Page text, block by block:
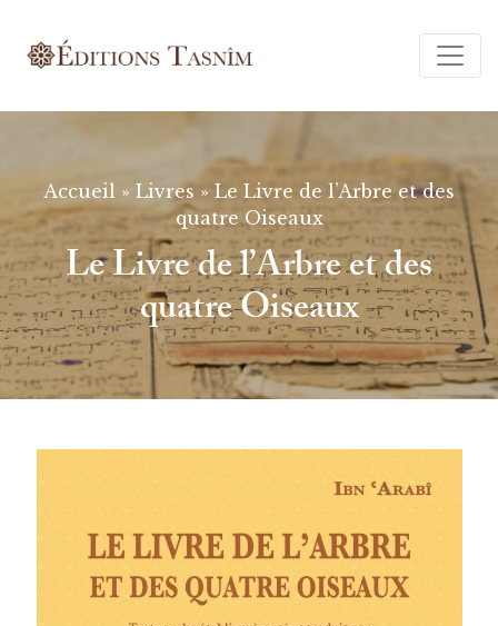
Accueil » Livres » Le Livre de l’Arbre et des
quatre Oiseaux
Le Livre de l’Arbre et des
quatre Oiseaux